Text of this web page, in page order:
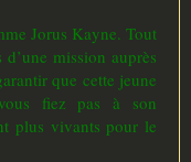
Jorus Kayne. Tout
mission auprès
que cette jeune
fiez pas à son
plus vivants pour le